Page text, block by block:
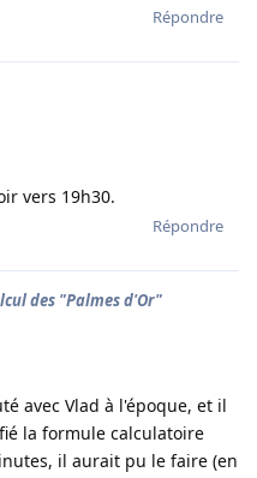
Répondre
vers 19h30.
Répondre
des "Palmes d'Or"
avec Vlad à l'époque, et il
la formule calculatoire
il aurait pu le faire (en